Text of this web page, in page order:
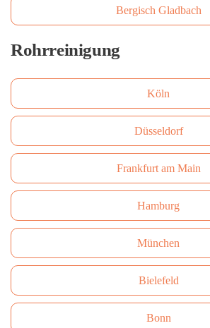
Bergisch Gladbach
Rohrreinigung
Köln
Düsseldorf
Frankfurt am Main
Hamburg
München
Bielefeld
Bonn